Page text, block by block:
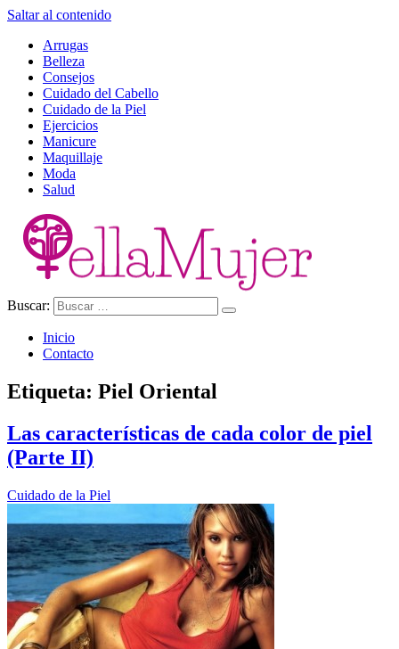
Saltar al contenido
Arrugas
Belleza
Consejos
Cuidado del Cabello
Cuidado de la Piel
Ejercicios
Manicure
Maquillaje
Moda
Salud
Ella Mujer
Buscar:
Inicio
Contacto
Etiqueta: Piel Oriental
Las características de cada color de piel
(Parte II)
Cuidado de la Piel